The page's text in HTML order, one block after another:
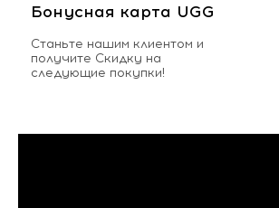
Бонусная карта UGG
Станьте нашим клиентом и
получите Скидку на
следующие покупки!